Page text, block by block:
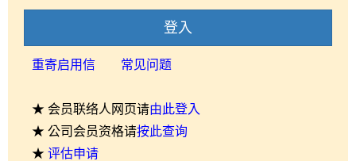
登入
重寄启用信 常见问题
★ 会员联络人网页请由此登入
★ 公司会员资格请按此查询
★ 评估申请